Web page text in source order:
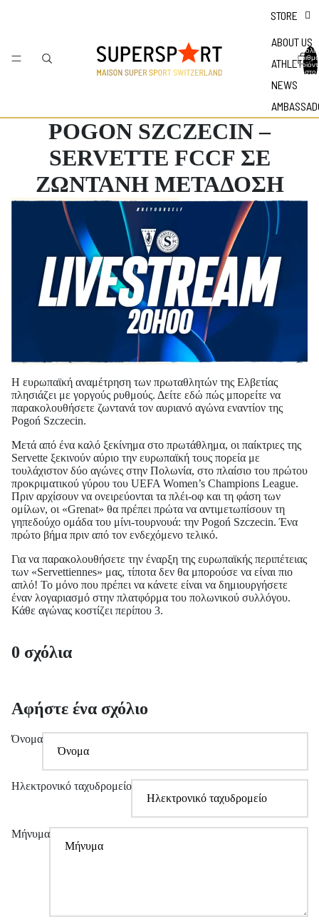
STORE
ABOUT US
ATHLETES
NEWS
στο
POGON SZCZECIN –
SERVETTE FCCF ΣΕ
ΖΩΝΤΑΝΗ ΜΕΤΑΔΟΣΗ
Η ευρωπαϊκή αναμέτρηση των πρωταθλητών της Ελβετίας
πλησιάζει με γοργούς ρυθμούς. Δείτε εδώ πώς μπορείτε να
παρακολουθήσετε ζωντανά τον αυριανό αγώνα εναντίον της
Pogoń Szczecin.
Μετά από ένα καλό ξεκίνημα στο πρωτάθλημα, οι παίκτριες της
Servette ξεκινούν αύριο την ευρωπαϊκή τους πορεία με
τουλάχιστον δύο αγώνες στην Πολωνία, στο πλαίσιο του πρώτου
προκριματικού γύρου του UEFA Women’s Champions League.
Πριν αρχίσουν να ονειρεύονται τα πλέι-οφ και τη φάση των
ομίλων, οι «Grenat» θα πρέπει πρώτα να αντιμετωπίσουν τη
γηπεδούχο ομάδα του μίνι-τουρνουά: την Pogoń Szczecin. Ένα
πρώτο βήμα πριν από τον ενδεχόμενο τελικό.
Για να παρακολουθήσετε την έναρξη της ευρωπαϊκής περιπέτειας
των «Servettiennes» μας, τίποτα δεν θα μπορούσε να είναι πιο
απλό! Το μόνο που πρέπει να κάνετε είναι να δημιουργήσετε
έναν λογαριασμό στην πλατφόρμα του πολωνικού συλλόγου.
Κάθε αγώνας κοστίζει περίπου 3.
0 σχόλια
Αφήστε ένα σχόλιο
Όνομα
Ηλεκτρονικό ταχυδρομείο
Μήνυμα